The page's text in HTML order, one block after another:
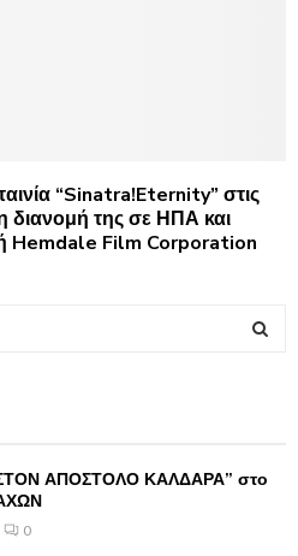
“Sinatra!Eternity” στις
διανομή της σε ΗΠΑ και
Hemdale Film Corporation
A
ΑΠΟΣΤΟΛΟ ΚΑΛΔΑΡΑ” στο
0